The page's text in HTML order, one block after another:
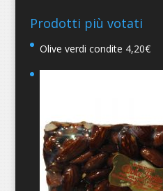
Prodotti più votati
Olive verdi condite 4,20€